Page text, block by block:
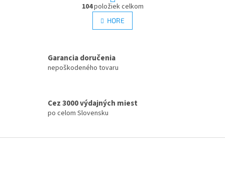
v
l
á
c
i
v
v
r
á
n
k
a
n
i
104položiek celkom
HORE
Garancia doručenia
nepoškodeného tovaru
Cez 3000 výdajných miest
po celom Slovensku